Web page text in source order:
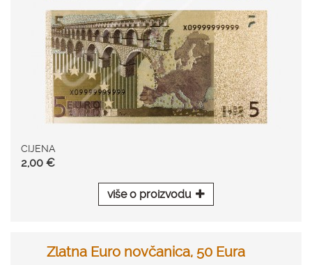
CIJENA
2,00 €
više o proizvodu
Zlatna Euro novčanica, 50 Eura